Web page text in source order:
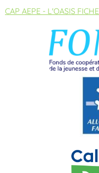
CAP AEPE - L'OASIS